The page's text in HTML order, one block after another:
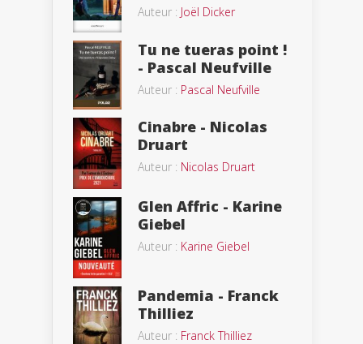
Auteur : Joël Dicker
Tu ne tueras point !
- Pascal Neufville
Auteur : Pascal Neufville
Cinabre - Nicolas
Druart
Auteur : Nicolas Druart
Glen Affric - Karine
Giebel
Auteur : Karine Giebel
Pandemia - Franck
Thilliez
Auteur : Franck Thilliez